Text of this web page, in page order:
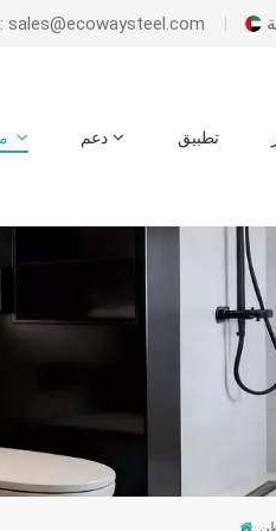
بريد إلكتروني : sales@ecowaysteel.com
دعم تطبيق